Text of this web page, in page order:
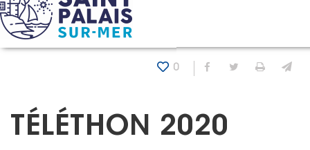
Panneau de gestion des cookies
Accueil Agenda
0 Partager sur
Partager
TÉLÉTHON 2020